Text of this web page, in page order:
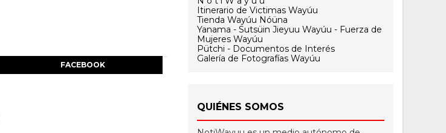
FACEBOOK
Itinerario de Victimas Wayúu
Tienda Wayúu Nóüna
Yanama - Sutsüin Jieyuu Wayúu - Fuerza de
Mujeres Wayúu
Pütchi - Documentos de Interés
Galería de Fotografías Wayúu
QUIÉNES SOMOS